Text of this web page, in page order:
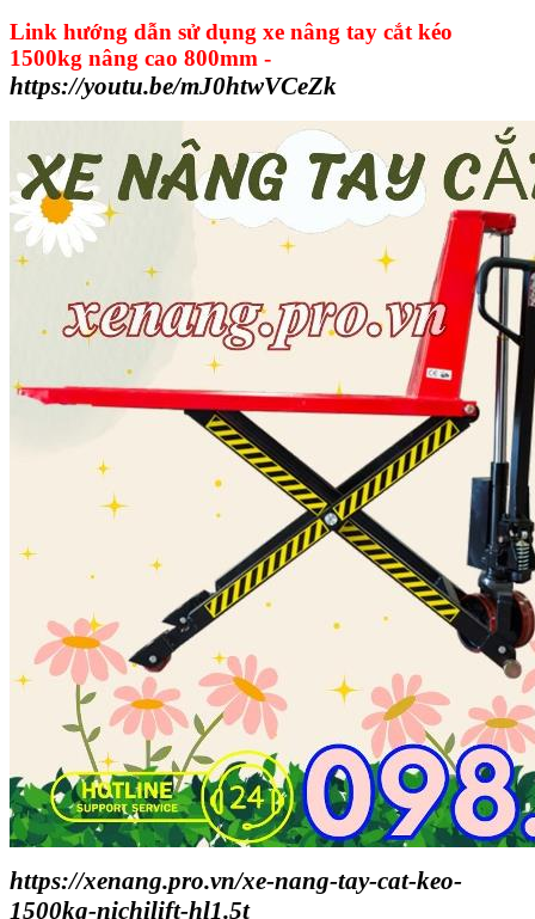
Link hướng dẫn sử dụng xe nâng tay cắt kéo
1500kg nâng cao 800mm -
https://youtu.be/mJ0htwVCeZk
https://xenang.pro.vn/xe-nang-tay-cat-keo-
1500kg-nichilift-hl1.5t